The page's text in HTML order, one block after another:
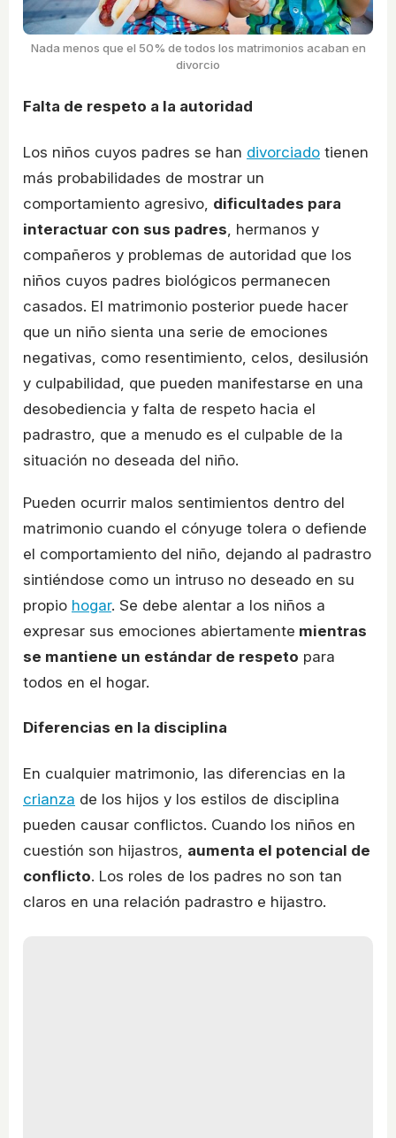
Nada menos que el 50% de todos los matrimonios acaban en
divorcio
Falta de respeto a la autoridad
Los niños cuyos padres se han divorciado tienen
más probabilidades de mostrar un
comportamiento agresivo, dificultades para
interactuar con sus padres , hermanos y
compañeros y problemas de autoridad que los
niños cuyos padres biológicos permanecen
casados. El matrimonio posterior puede hacer
que un niño sienta una serie de emociones
negativas, como resentimiento, celos, desilusión
y culpabilidad, que pueden manifestarse en una
desobediencia y falta de respeto hacia el
padrastro, que a menudo es el culpable de la
situación no deseada del niño.
Pueden ocurrir malos sentimientos dentro del
matrimonio cuando el cónyuge tolera o defiende
el comportamiento del niño, dejando al padrastro
sintiéndose como un intruso no deseado en su
propio hogar. Se debe alentar a los niños a
expresar sus emociones abiertamente mientras
se mantiene un estándar de respeto para
todos en el hogar.
Diferencias en la disciplina
En cualquier matrimonio, las diferencias en la
crianza de los hijos y los estilos de disciplina
pueden causar conflictos. Cuando los niños en
cuestión son hijastros, aumenta el potencial de
conflicto. Los roles de los padres no son tan
claros en una relación padrastro e hijastro.